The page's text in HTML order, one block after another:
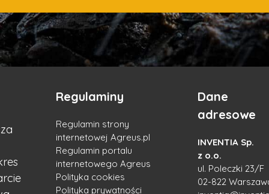
Regulaminy
Regulamin strony
internetowej Agreus.pl
Regulamin portalu
internetowego Agreus
Polityka cookies
Polityka prywatności
Dane
adresowe
INVENTIA Sp.
z o.o.
ul. Poleczki 23/F
02-822